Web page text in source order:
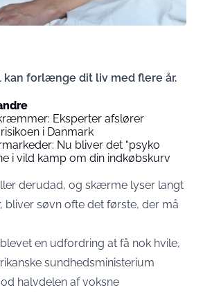
kan forlænge dit liv med flere år.
Eksperter afslører
i Danmark
Nu bliver det “psyko
i vild kamp om din indkøbskurv
derudad, og skærme lyser langt
bliver søvn ofte det første, der må
en udfordring at få nok hvile,
sundhedsministerium
halvdelen af voksne